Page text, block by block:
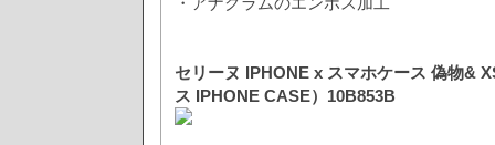
セリーヌ IPHONE x スマホケース 偽物&
ス IPHONE CASE）10B853B